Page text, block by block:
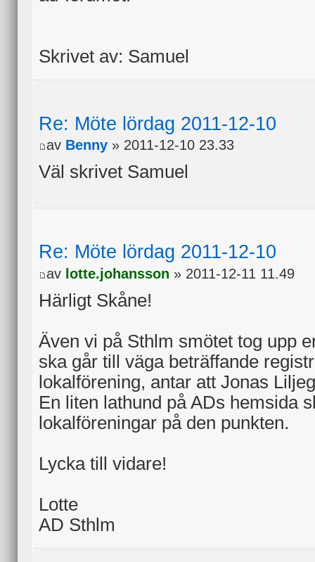
Skrivet av: Samuel
Re: Möte lördag 2011-12-10
av Benny » 2011-12-10 23.33
Väl skrivet Samuel
Re: Möte lördag 2011-12-10
av lotte.johansson » 2011-12-11 11.49
Härligt Skåne!
Även vi på Sthlm smötet tog upp
ska går till väga beträffande
lokalförening, antar att Jonas
En liten lathund på ADs hemsida
lokalföreningar på den punkten.
Lycka till vidare!
Lotte
AD Sthlm